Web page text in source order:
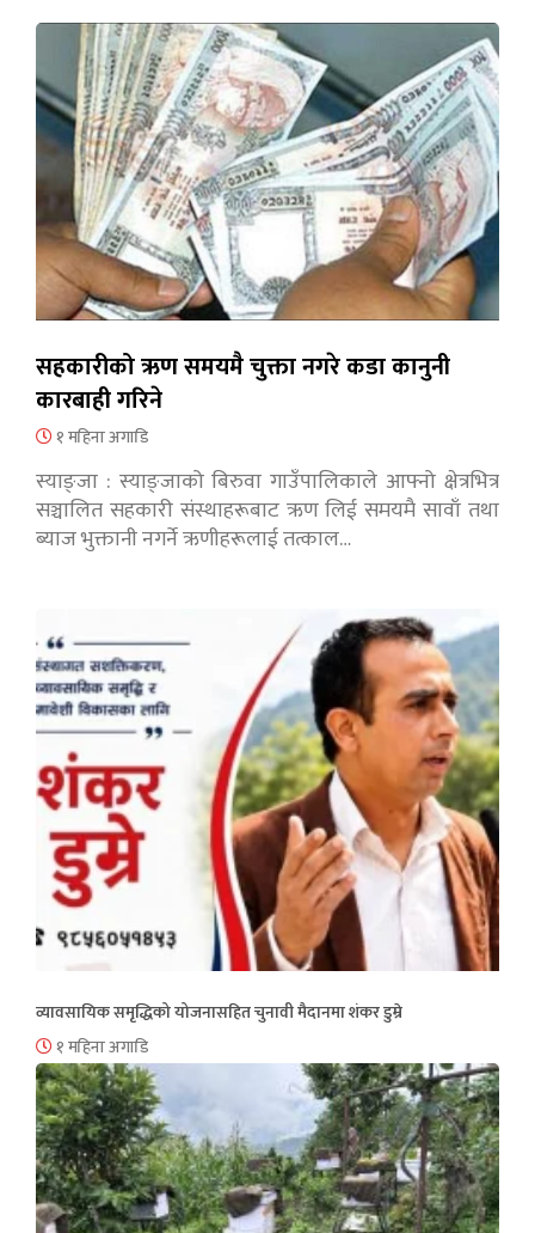
सहकारीको ऋण समयमै चुक्ता नगरे कडा कानुनी
कारबाही गरिने
१ महिना अगाडि
स्याङ्जा : स्याङ्जाको बिरुवा गाउँपालिकाले आफ्नो क्षेत्रभित्र
सञ्चालित सहकारी संस्थाहरूबाट ऋण लिई समयमै सावाँ तथा
ब्याज भुक्तानी नगर्ने ऋणीहरूलाई तत्काल…
व्यावसायिक समृद्धिको योजनासहित चुनावी मैदानमा शंकर डुम्रे
१ महिना अगाडि